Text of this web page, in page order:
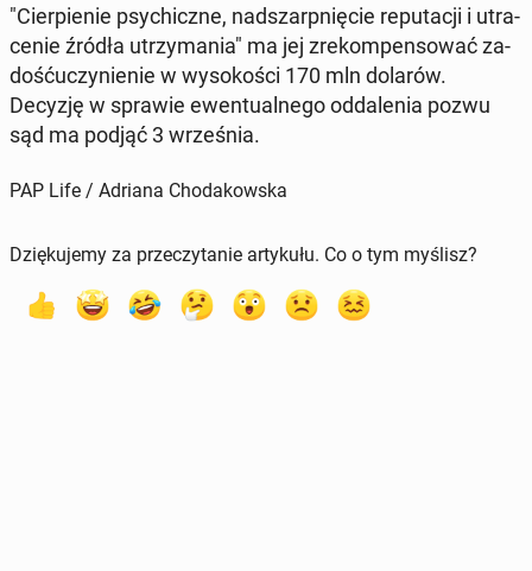
"Cier­pie­nie psy­chicz­ne, nad­szarp­nię­cie re­pu­ta­cji i utra­
ce­nie źródła utrzy­ma­nia" ma jej zre­kom­pen­so­wać za­
dość­uczy­nie­nie w wy­so­ko­ści 170 mln dolarów.
Decyzję w sprawie ewen­tu­al­ne­go od­da­le­nia pozwu
sąd ma podjąć 3 wrze­śnia.
PAP Life / Adriana Chodakowska
Dziękujemy za przeczytanie artykułu. Co o tym myślisz?